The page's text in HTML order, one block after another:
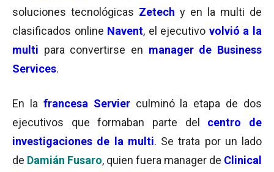
soluciones tecnológicas Zetech y en la multi de
clasificados online Navent, el ejecutivo volvió a la
multi para convertirse en manager de Business
Services.
En la francesa Servierculminó la etapa de dos
ejecutivos que formaban parte del centro de
investigaciones de la multi. Se trata por un lado
de Damián Fusaro, quien fuera manager de Clinical